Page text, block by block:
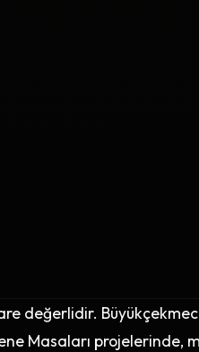
değerlidir.
Masaları projelerinde,